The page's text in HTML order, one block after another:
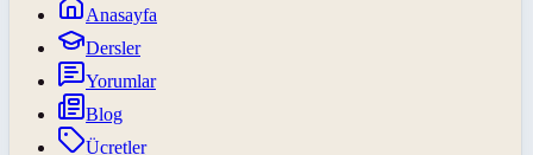
Anasayfa
Dersler
Yorumlar
Blog
Ücretler